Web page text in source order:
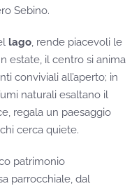
Sebino.
lago, rende piacevoli le
estate, il centro si anima
conviviali all’aperto; in
naturali esaltano il
regala un paesaggio
cerca quiete.
patrimonio
parrocchiale, dal